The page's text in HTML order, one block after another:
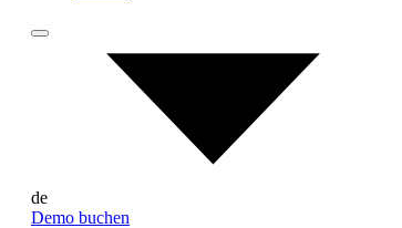
de
Demo buchen